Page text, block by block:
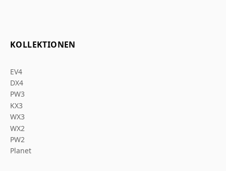
KOLLEKTIONEN
EV4
DX4
PW3
KX3
WX3
WX2
PW2
Planet